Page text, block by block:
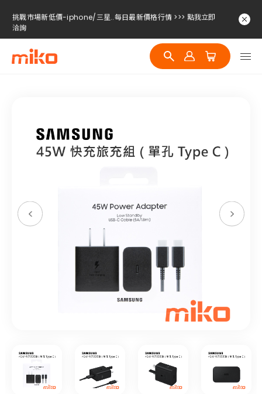
挑戰市場新低價-iphone/三星..每日最新價格行情 >>> 點我立即
洽詢
挑戰市場新低價-iphone/三星..每日最新價格行情 >>> 點我立即
洽詢
挑戰市場新低價-iphone/三星..每日最新價格行情 >>> 點我立即